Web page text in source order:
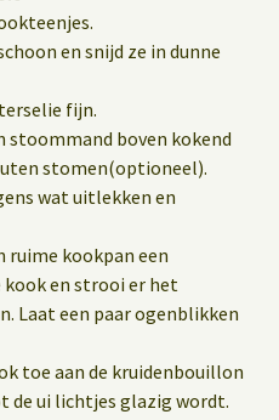
en snijd ze in dunne
fijn.
stoommand boven kokend
stomen(optioneel).
wat uitlekken en
ruime kookpan een
kook en strooi er het
Laat een paar ogenblikken
toe aan de kruidenbouillon
de ui lichtjes glazig wordt.